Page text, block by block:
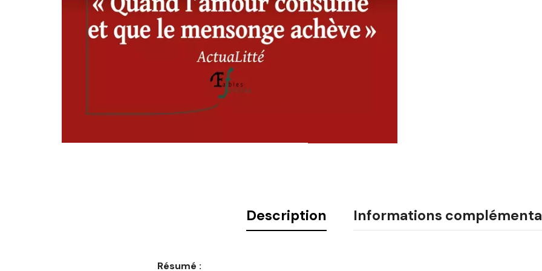
Description Informations
Résumé :